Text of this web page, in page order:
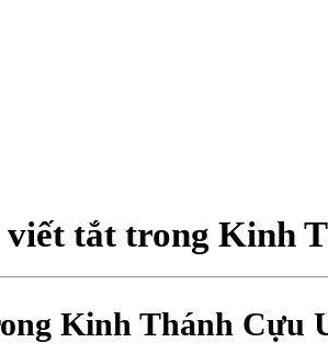
viết tắt trong Kinh
Kinh Thánh Cựu